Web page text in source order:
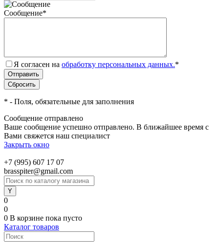
Сообщение*
Я согласен на обработку персональных данных.*
* - Поля, обязательные для заполнения
Сообщение отправлено
Ваше сообщение успешно отправлено. В ближайшее время с
Вами свяжется наш специалист
Закрыть окно
+7 (995) 607 17 07
brasspiter@gmail.com
0
0
0 В корзине пока пусто
Каталог товаров